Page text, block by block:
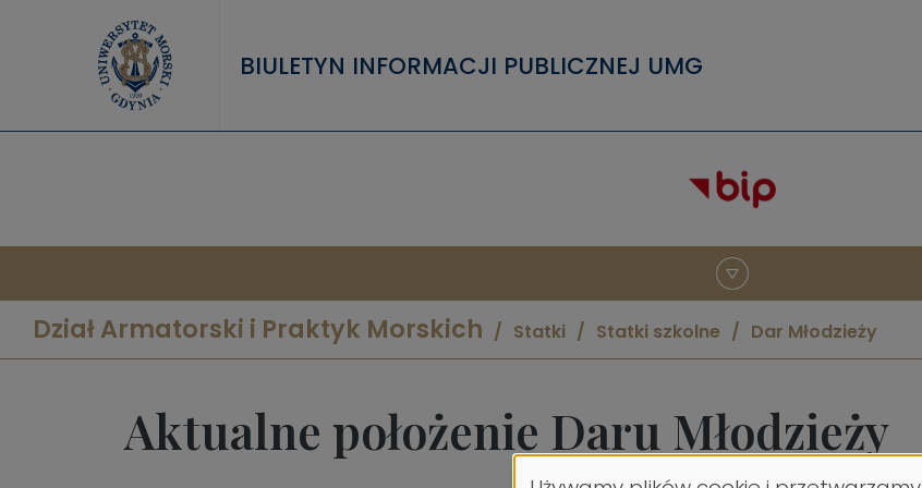
BIULETYN INFORMACJI PUBLICZNEJ UMG
Dział Armatorski i Praktyk Morskich Statki Statki szkolne Dar Młodzieży
Aktualne położenie Daru Młodzieży